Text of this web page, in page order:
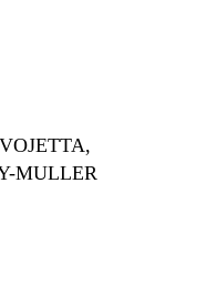
MULLER